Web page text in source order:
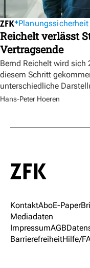
Planungssicherheit
Reichelt verlässt
Vertragsende
Bernd Reichelt wird sich
diesem Schritt
unterschiedliche
Hans-Peter Hoeren
KontaktAboE-Paper
Mediadaten
ImpressumAGB
BarrierefreiheitHilfe/